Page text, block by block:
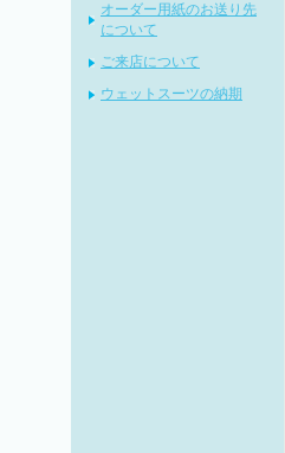
オーダー用紙のお送り先
について
ご来店について
ウェットスーツの納期